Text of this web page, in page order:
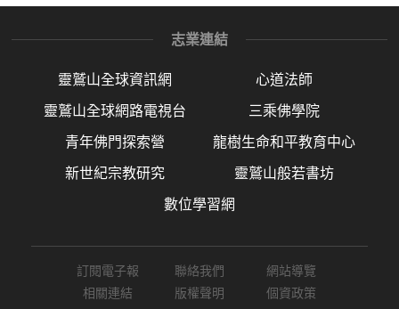
志業連結
靈鷲山全球資訊網 心道法師
靈鷲山全球網路電視台 三乘佛學院
青年佛門探索營 龍樹生命和平教育中心
新世紀宗教研究 靈鷲山般若書坊
數位學習網
訂閱電子報 聯絡我們
網站導覽
相關連結
版權聲明 個資政策